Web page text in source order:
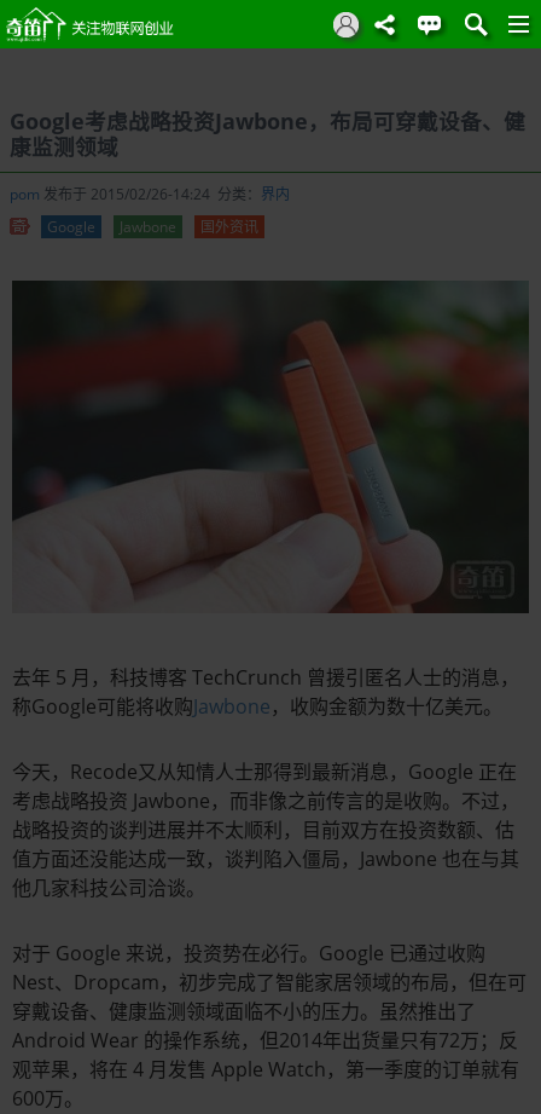
Google考虑战略投资Jawbone，布局可穿戴设备、健
康监测领域
pom 发布于 2015/02/26-14:24 分类： 界内
Google
Jawbone 国外资讯
去年 5 月，科技博客 TechCrunch 曾援引匿名人士的消息，
称Google可能将收购Jawbone，收购金额为数十亿美元。
今天，Recode又从知情人士那得到最新消息，Google 正在
考虑战略投资 Jawbone，而非像之前传言的是收购。不过，
战略投资的谈判进展并不太顺利，目前双方在投资数额、估
值方面还没能达成一致，谈判陷入僵局，Jawbone 也在与其
他几家科技公司洽谈。
对于 Google 来说，投资势在必行。Google 已通过收购
Nest、Dropcam，初步完成了智能家居领域的布局，但在可
穿戴设备、健康监测领域面临不小的压力。虽然推出了
Android Wear 的操作系统，但2014年出货量只有72万；反
观苹果，将在 4 月发售 Apple Watch，第一季度的订单就有
600万。